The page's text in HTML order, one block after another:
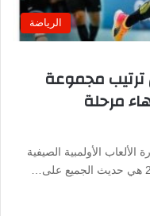
الرياضة
2024 .. جدول ترتيب مجموعة
مرحلة
الأولمبية الصيفية